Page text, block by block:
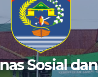
Sosial dan